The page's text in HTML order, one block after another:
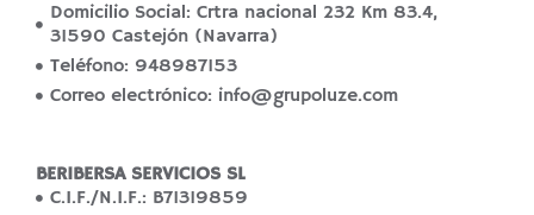
Domicilio Social: Crtra nacional 232 Km 83.4,
31590 Castejón (Navarra)
Teléfono: 948987153
Correo electrónico: info@grupoluze.com
BERIBERSA SERVICIOS SL
C.I.F./N.I.F.: B71319859